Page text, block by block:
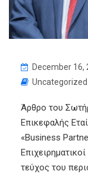
December 16,
Uncategorized
Άρθρο του
Επικεφαλής
«Business
τεύχος του